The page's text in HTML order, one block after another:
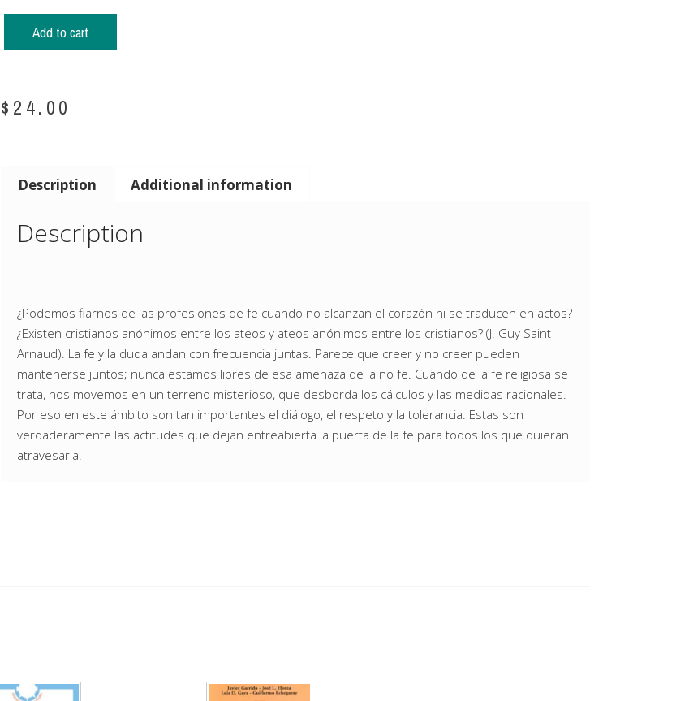
Add to cart
$ 24.00
Description Additional information
Description
¿Podemos fiarnos de las profesiones de fe cuando no alcanzan el corazón ni se traducen en actos?
¿Existen cristianos anónimos entre los ateos y ateos anónimos entre los cristianos? (J. Guy Saint
Arnaud). La fe y la duda andan con frecuencia juntas. Parece que creer y no creer pueden
mantenerse juntos; nunca estamos libres de esa amenaza de la no fe. Cuando de la fe religiosa se
trata, nos movemos en un terreno misterioso, que desborda los cálculos y las medidas racionales.
Por eso en este ámbito son tan importantes el diálogo, el respeto y la tolerancia. Estas son
verdaderamente las actitudes que dejan entreabierta la puerta de la fe para todos los que quieran
atravesarla.